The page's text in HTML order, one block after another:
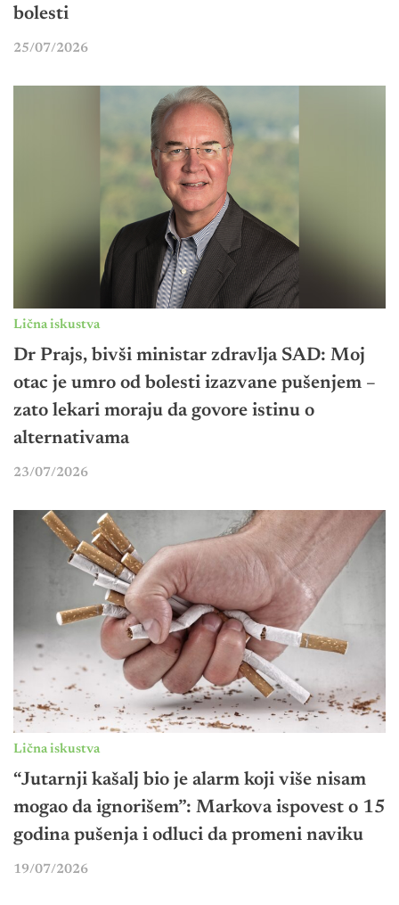
bolesti
25/07/2026
Lična iskustva
Dr Prajs, bivši ministar zdravlja SAD: Moj
otac je umro od bolesti izazvane pušenjem –
zato lekari moraju da govore istinu o
alternativama
23/07/2026
Lična iskustva
“Jutarnji kašalj bio je alarm koji više nisam
mogao da ignorišem”: Markova ispovest o 15
godina pušenja i odluci da promeni naviku
19/07/2026